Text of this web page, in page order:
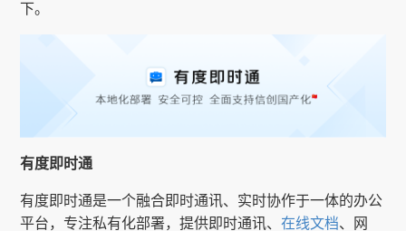
下。
有度即时通
有度即时通是一个融合即时通讯、实时协作于一体的办公
平台，专注私有化部署，提供即时通讯、在线文档、网